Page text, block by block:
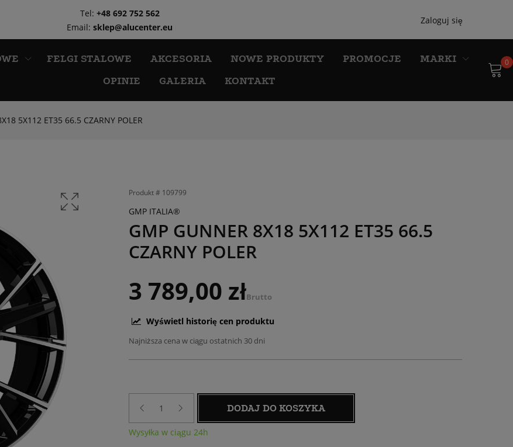
Tel: +48 692 752 562
Email:sklep@alucenter.eu
Zaloguj się
FELGI STALOWE AKCESORIA NOWE PRODUKTY PROMOCJE
MARKI
OPINIE
GALERIA KONTAKT
0
5X112 ET35 66.5 CZARNY POLER
Produkt # 109799
GMP ITALIA®
GMP GUNNER 8X18 5X112 ET35 66.5
CZARNY POLER
3 789,00 złBrutto
Wyświetl historię cen produktu
Najniższa cena w ciągu ostatnich 30 dni
DODAJ DO KOSZYKA
Wysyłka w ciągu 24h